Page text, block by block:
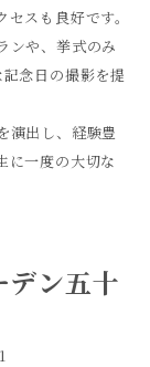
スも良好です。
ンや、挙式のみ
念日の撮影を提
演出し、経験豊
に一度の大切な
ン五十